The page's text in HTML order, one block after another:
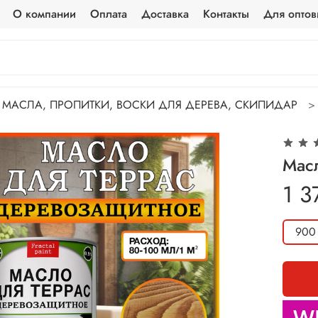
О компании Оплата Доставка Контакты Для
МАСЛА, ПРОПИТКИ, ВОСКИ ДЛЯ ДЕРЕВА, СКИПИДАР
1